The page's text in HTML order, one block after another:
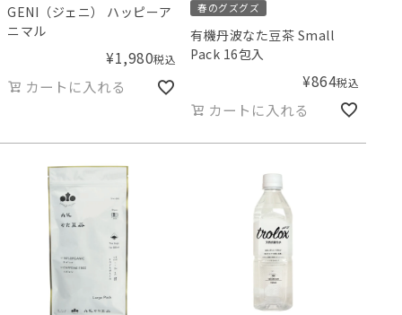
GENI（ジェニ） ハッピーア
ニマル
¥1,980税込
カートに入れる
春のグズグズ
有機丹波なた豆茶 Small
Pack 16包入
¥864税込
カートに入れる